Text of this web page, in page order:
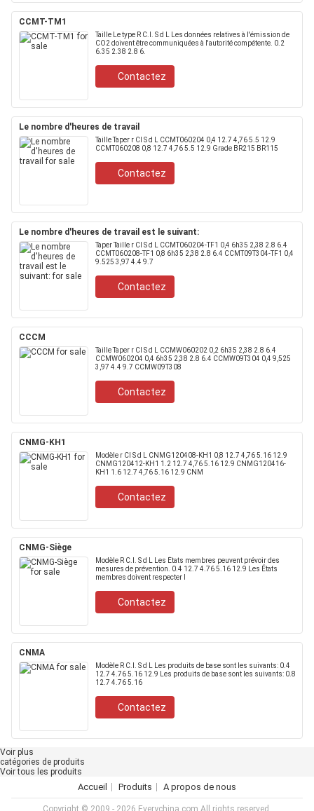
CCMT-TM1
Taille Le type R C.I. S d L Les données relatives à l'émission de
CO2 doivent être communiquées à l'autorité compétente. 0.2
6.35 2.38 2.8 6.
Contactez
Le nombre d'heures de travail
Taille Taper r CI S d L CCMT060204 0,4 12.7 4,76 5.5 12.9
CCMT060208 0,8 12.7 4,76 5.5 12.9 Grade BR215 BR115
Contactez
Le nombre d'heures de travail est le suivant:
Taper Taille r CI S d L CCMT060204-TF1 0,4 6h35 2,38 2.8 6.4
CCMT060208-TF1 0,8 6h35 2,38 2.8 6.4 CCMT09T304-TF1 0,4
9.525 3,97 4.4 9.7
Contactez
CCCM
Taille Taper r CI S d L CCMW060202 0,2 6h35 2,38 2.8 6.4
CCMW060204 0,4 6h35 2,38 2.8 6.4 CCMW09T304 0,4 9,525
3,97 4.4 9.7 CCMW09T308
Contactez
CNMG-KH1
Modèle r CI S d L CNMG120408-KH1 0,8 12.7 4,76 5.16 12.9
CNMG120412-KH1 1.2 12.7 4,76 5.16 12.9 CNMG120416-
KH1 1.6 12.7 4,76 5.16 12.9 CNM
Contactez
CNMG-Siège
Modèle R C.I. S d L Les États membres peuvent prévoir des
mesures de prévention. 0.4 12.7 4.76 5.16 12.9 Les États
membres doivent respecter l
Contactez
CNMA
Modèle R C.I. S d L Les produits de base sont les suivants: 0.4
12.7 4.76 5.16 12.9 Les produits de base sont les suivants: 0.8
12.7 4.76 5.16
Contactez
Voir plus
catégories de produits
Voir tous les produits
Accueil Produits A propos de nous
Copyright © 2009 - 2026 Everychina.com.All rights reserved.